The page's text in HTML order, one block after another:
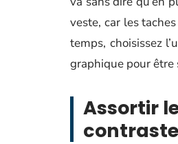
veste, car les
temps, choisissez
graphique pour être
Assortir